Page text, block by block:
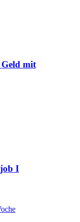
Geld mit
I